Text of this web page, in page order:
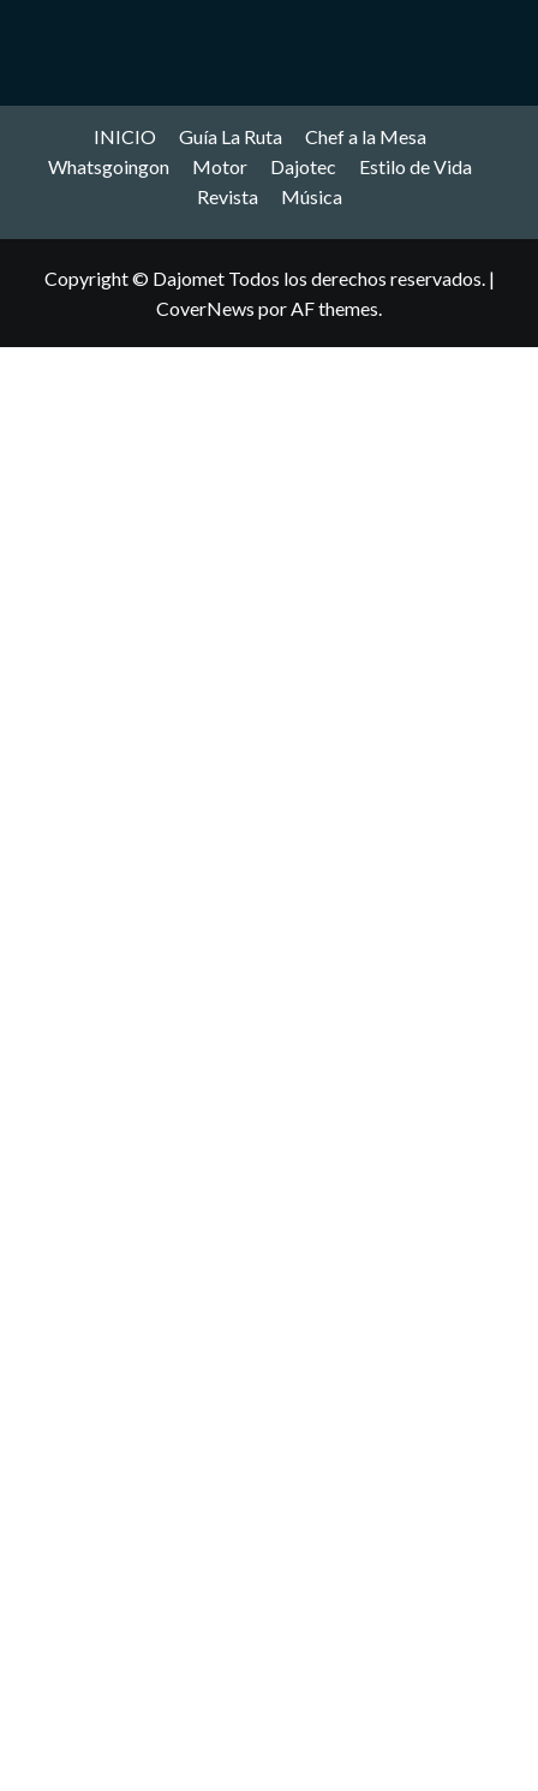
INICIO Guía La Ruta
Chef a la Mesa
Whatsgoingon
Motor Dajotec
Estilo de Vida
Revista
Música
Copyright © Dajomet Todos los derechos reservados. |
CoverNews por AF themes.